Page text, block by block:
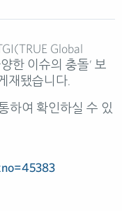
Global
한 이슈의 충돌’ 보
재됐습니다.
하여 확인하실 수 있